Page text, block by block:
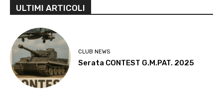
ULTIMI ARTICOLI
CLUB NEWS
Serata CONTEST G.M.PAT. 2025